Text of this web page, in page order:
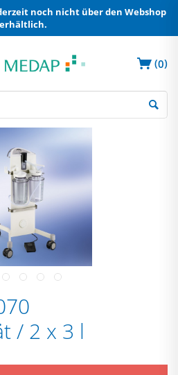
noch nicht über den Webshop
erhältlich.
(0)
/ 2 x 3 l